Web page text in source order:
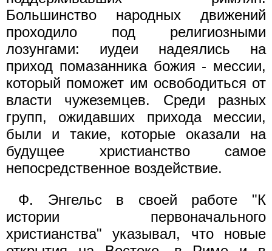
Большинство народных движений
проходило под религиозными
лозунгами: иудеи надеялись на
приход помазанника божия - мессии,
который поможет им освободиться от
власти чужеземцев. Среди разных
групп, ожидавших прихода мессии,
были и такие, которые оказали на
будущее христианство самое
непосредственное воздействие.
Ф. Энгельс в своей работе "К
истории первоначального
христианства" указывал, что новые